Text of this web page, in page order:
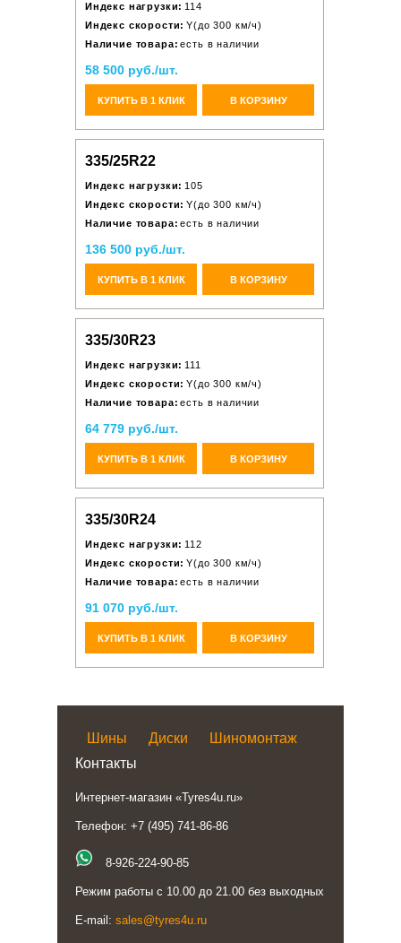
Индекс нагрузки: 114
Индекс скорости: Y(до 300 км/ч)
Наличие товара: есть в наличии
58 500 руб./шт.
КУПИТЬ В 1 КЛИК В КОРЗИНУ
335/25R22
Индекс нагрузки: 105
Индекс скорости: Y(до 300 км/ч)
Наличие товара: есть в наличии
136 500 руб./шт.
КУПИТЬ В 1 КЛИК В КОРЗИНУ
335/30R23
Индекс нагрузки: 111
Индекс скорости: Y(до 300 км/ч)
Наличие товара: есть в наличии
64 779 руб./шт.
КУПИТЬ В 1 КЛИК В КОРЗИНУ
335/30R24
Индекс нагрузки: 112
Индекс скорости: Y(до 300 км/ч)
Наличие товара: есть в наличии
91 070 руб./шт.
КУПИТЬ В 1 КЛИК В КОРЗИНУ
Шины Диски
Шиномонтаж
Контакты
Интернет-магазин «Tyres4u.ru»
Телефон: +7 (495) 741-86-86
8-926-224-90-85
Режим работы с 10.00 до 21.00 без выходных
E-mail: sales@tyres4u.ru